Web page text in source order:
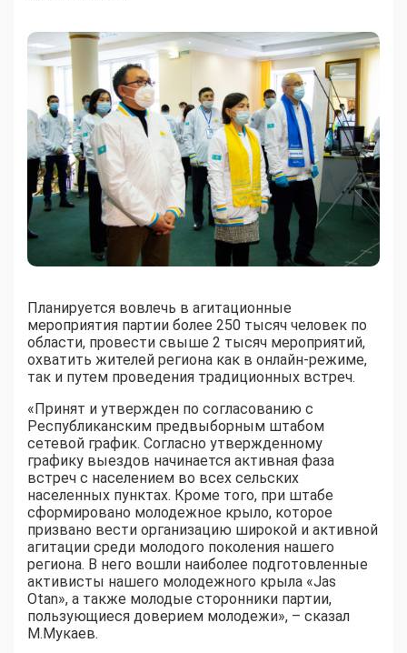
Планируется вовлечь в агитационные
мероприятия партии более 250 тысяч человек по
области, провести свыше 2 тысяч мероприятий,
охватить жителей региона как в онлайн-режиме,
так и путем проведения традиционных встреч.
«Принят и утвержден по согласованию с
Республиканским предвыборным штабом
сетевой график. Согласно утвержденному
графику выездов начинается активная фаза
встреч с населением во всех сельских
населенных пунктах. Кроме того, при штабе
сформировано молодежное крыло, которое
призвано вести организацию широкой и активной
агитации среди молодого поколения нашего
региона. В него вошли наиболее подготовленные
активисты нашего молодежного крыла «Jas
Otan», а также молодые сторонники партии,
пользующиеся доверием молодежи», – сказал
М.Мукаев.